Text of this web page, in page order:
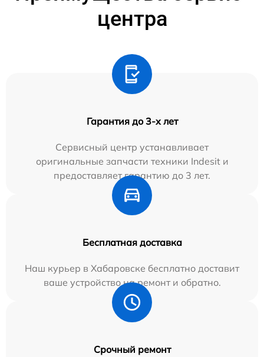
центра
Гарантия до 3-х лет
Сервисный центр устанавливает
оригинальные запчасти техники Indesit и
предоставляет гарантию до 3 лет.
Бесплатная доставка
Наш курьер в Хабаровске бесплатно доставит
ваше устройство на ремонт и обратно.
Срочный ремонт